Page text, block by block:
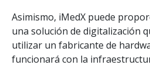
Asimismo, iMedX puede
una solución de digitalización
utilizar un fabricante de
funcionará con la